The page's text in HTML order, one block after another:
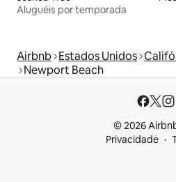
Aluguéis por temporada
Airbnb Estados Unidos
Newport Beach
© 2026
Privacidade